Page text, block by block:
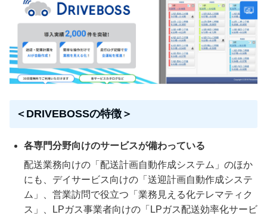
＜DRIVEBOSSの特徴＞
各専門分野向けのサービスが備わっている
配送業務向けの「配送計画自動作成システム」のほか
にも、デイサービス向けの「送迎計画自動作成システ
ム」、営業訪問で役立つ「業務見える化テレマティク
ス」、LPガス事業者向けの「LPガス配送効率化サービ